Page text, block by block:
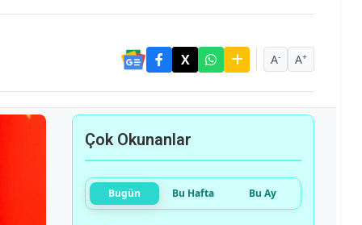
A- A+
Çok Okunanlar
Bugün Bu Hafta Bu Ay